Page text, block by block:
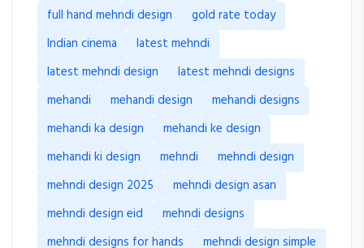
full hand mehndi design
gold rate today
Indian cinema
latest mehndi
latest mehndi design
latest mehndi designs
mehandi
mehandi design
mehandi designs
mehandi ka design
mehandi ke design
mehandi ki design
mehndi
mehndi design
mehndi design 2025
mehndi design asan
mehndi design eid
mehndi designs
mehndi designs for hands
mehndi design simple